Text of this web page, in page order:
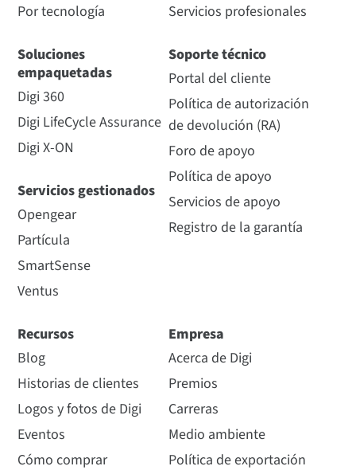
Por tecnología
Soluciones
empaquetadas
Digi 360
Digi LifeCycle Assurance
Digi X-ON
Servicios gestionados
Opengear
Partícula
SmartSense
Ventus
Servicios profesionales
Soporte técnico
Portal del cliente
Política de autorización
de devolución (RA)
Foro de apoyo
Política de apoyo
Servicios de apoyo
Registro de la garantía
Recursos
Blog
Historias de clientes
Logos y fotos de Digi
Eventos
Cómo comprar
Empresa
Acerca de Digi
Premios
Carreras
Medio ambiente
Política de exportación